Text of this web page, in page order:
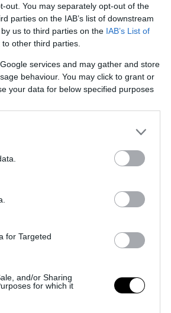
out. You may separately opt-out of the
parties on the IAB’s list of downstream
us to third parties on the IAB’s List of
other third parties.
services and may gather and store
behaviour. You may click to grant or
your data for below specified purposes
for Targeted
and/or Sharing
for which it
e progressisti,ma ha anche
piattaforma online Crow, specializzata in
alla proposta: c’è il rischio che
né a un uomo né a una donna.
, l’azienda che si colloca tra i maggiori
di